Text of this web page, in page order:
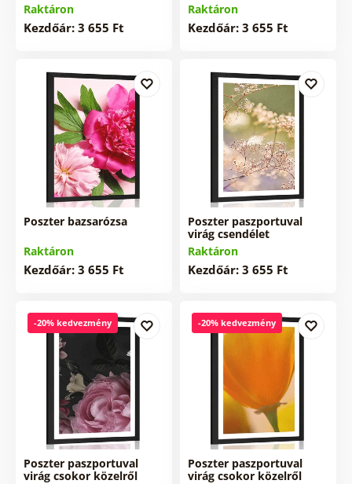
Raktáron
Kezdőár: 3 655 Ft
Raktáron
Kezdőár: 3 655 Ft
Poszter bazsarózsa
Raktáron
Kezdőár: 3 655 Ft
Poszter paszportuval
virág csendélet
Raktáron
Kezdőár: 3 655 Ft
-20% kedvezmény
Poszter paszportuval
virág csokor közelről
-20% kedvezmény
Poszter paszportuval
virág csokor közelről